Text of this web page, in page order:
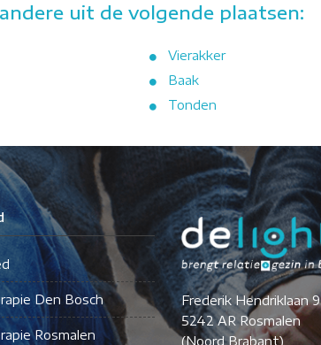
uit de volgende plaatsen:
Vierakker
Baak
Tonden
Den Bosch
Rosmalen
Frederik Hendriklaan 9
5242 AR Rosmalen
(Noord Brabant)